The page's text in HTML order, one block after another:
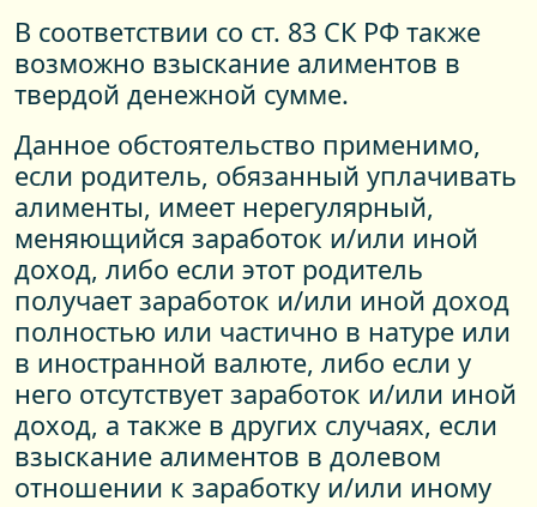
В соответствии со ст. 83 СК РФ также
возможно взыскание алиментов в
твердой денежной сумме.
Данное обстоятельство применимо,
если родитель, обязанный уплачивать
алименты, имеет нерегулярный,
меняющийся заработок и/или иной
доход, либо если этот родитель
получает заработок и/или иной доход
полностью или частично в натуре или
в иностранной валюте, либо если у
него отсутствует заработок и/или иной
доход, а также в других случаях, если
взыскание алиментов в долевом
отношении к заработку и/или иному